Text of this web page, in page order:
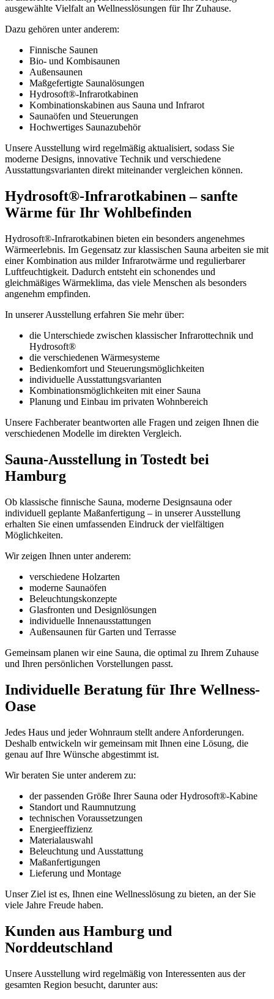
ausgewählte Vielfalt an Wellnesslösungen für Ihr Zuhause.
Dazu gehören unter anderem:
Finnische Saunen
Bio- und Kombisaunen
Außensaunen
Maßgefertigte Saunalösungen
Hydrosoft®-Infrarotkabinen
Kombinationskabinen aus Sauna und Infrarot
Saunaöfen und Steuerungen
Hochwertiges Saunazubehör
Unsere Ausstellung wird regelmäßig aktualisiert, sodass Sie
moderne Designs, innovative Technik und verschiedene
Ausstattungsvarianten direkt miteinander vergleichen können.
Hydrosoft®-Infrarotkabinen – sanfte
Wärme für Ihr Wohlbefinden
Hydrosoft®-Infrarotkabinen bieten ein besonders angenehmes
Wärmeerlebnis. Im Gegensatz zur klassischen Sauna arbeiten sie mit
einer Kombination aus milder Infrarotwärme und regulierbarer
Luftfeuchtigkeit. Dadurch entsteht ein schonendes und
gleichmäßiges Wärmeklima, das viele Menschen als besonders
angenehm empfinden.
In unserer Ausstellung erfahren Sie mehr über:
die Unterschiede zwischen klassischer Infrarottechnik und
Hydrosoft®
die verschiedenen Wärmesysteme
Bedienkomfort und Steuerungsmöglichkeiten
individuelle Ausstattungsvarianten
Kombinationsmöglichkeiten mit einer Sauna
Planung und Einbau im privaten Wohnbereich
Unsere Fachberater beantworten alle Fragen und zeigen Ihnen die
verschiedenen Modelle im direkten Vergleich.
Sauna-Ausstellung in Tostedt bei
Hamburg
Ob klassische finnische Sauna, moderne Designsauna oder
individuell geplante Maßanfertigung – in unserer Ausstellung
erhalten Sie einen umfassenden Eindruck der vielfältigen
Möglichkeiten.
Wir zeigen Ihnen unter anderem:
verschiedene Holzarten
moderne Saunaöfen
Beleuchtungskonzepte
Glasfronten und Designlösungen
individuelle Innenausstattungen
Außensaunen für Garten und Terrasse
Gemeinsam planen wir eine Sauna, die optimal zu Ihrem Zuhause
und Ihren persönlichen Vorstellungen passt.
Individuelle Beratung für Ihre Wellness-
Oase
Jedes Haus und jeder Wohnraum stellt andere Anforderungen.
Deshalb entwickeln wir gemeinsam mit Ihnen eine Lösung, die
genau auf Ihre Wünsche abgestimmt ist.
Wir beraten Sie unter anderem zu:
der passenden Größe Ihrer Sauna oder Hydrosoft®-Kabine
Standort und Raumnutzung
technischen Voraussetzungen
Energieeffizienz
Materialauswahl
Beleuchtung und Ausstattung
Maßanfertigungen
Lieferung und Montage
Unser Ziel ist es, Ihnen eine Wellnesslösung zu bieten, an der Sie
viele Jahre Freude haben.
Kunden aus Hamburg und
Norddeutschland
Unsere Ausstellung wird regelmäßig von Interessenten aus der
gesamten Region besucht, darunter aus: